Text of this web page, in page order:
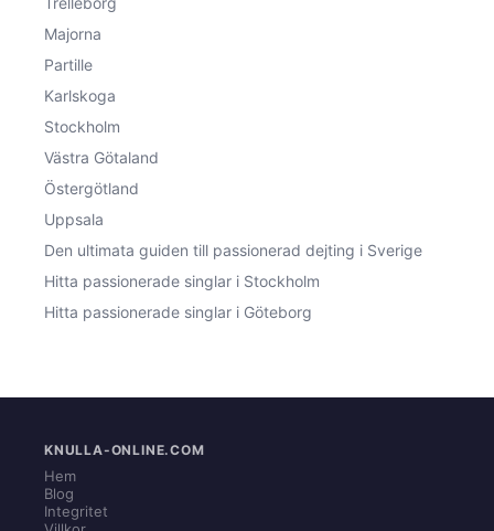
Majorna
Partille
Karlskoga
Stockholm
Västra Götaland
Östergötland
Uppsala
Den ultimata guiden till passionerad dejting i Sverige
Hitta passionerade singlar i Stockholm
Hitta passionerade singlar i Göteborg
KNULLA-ONLINE.COM
Hem
Blog
Integritet